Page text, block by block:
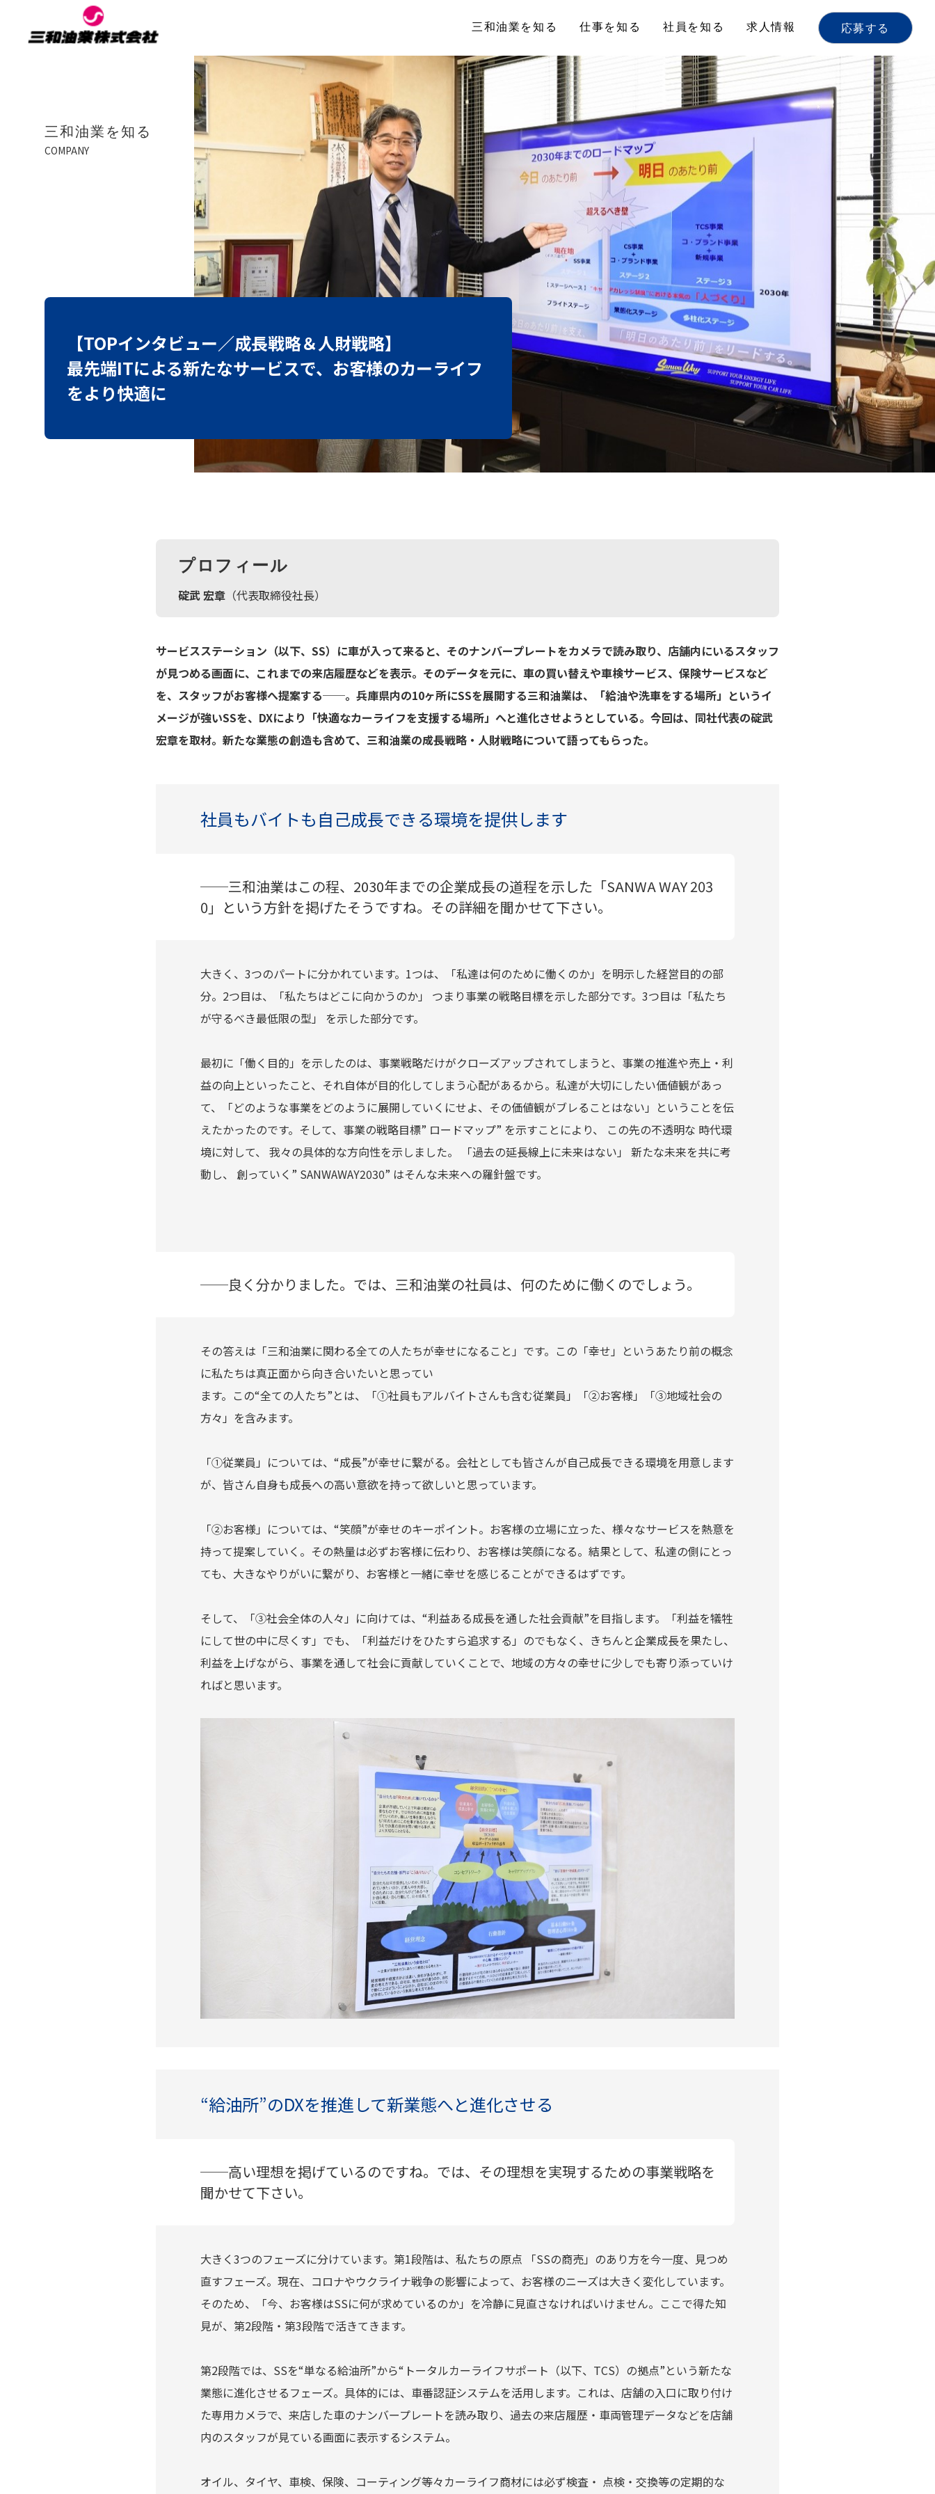
三和油業を知る 仕事を知る 社員を知る 求人情報 応募する
三和油業を知る
COMPANY
【TOPインタビュー／成長戦略＆人財戦略】
最先端ITによる新たなサービスで、お客様のカーライフ
をより快適に
プロフィール
碇武 宏章 （代表取締役社長）
サービスステーション（以下、SS）に車が入って来ると、そのナンバープレートをカメラで読み取り、店舗内にいるスタッフ
が見つめる画面に、これまでの来店履歴などを表示。そのデータを元に、車の買い替えや車検サービス、保険サービスなど
を、スタッフがお客様へ提案する──。兵庫県内の10ヶ所にSSを展開する三和油業は、「給油や洗車をする場所」というイ
メージが強いSSを、DXにより「快適なカーライフを支援する場所」へと進化させようとしている。今回は、同社代表の碇武
宏章を取材。新たな業態の創造も含めて、三和油業の成長戦略・人財戦略について語ってもらった。
社員もバイトも自己成長できる環境を提供します
──三和油業はこの程、2030年までの企業成長の道程を示した「SANWA WAY 203
0」という方針を掲げたそうですね。その詳細を聞かせて下さい。
大きく、3つのパートに分かれています。1つは、「私達は何のために働くのか」を明示した経営目的の部
分。2つ目は、「私たちはどこに向かうのか」 つまり事業の戦略目標を示した部分です。3つ目は「私たち
が守るべき最低限の型」 を示した部分です。
最初に「働く目的」を示したのは、事業戦略だけがクローズアップされてしまうと、事業の推進や売上・利
益の向上といったこと、それ自体が目的化してしまう心配があるから。私達が大切にしたい価値観があっ
て、「どのような事業をどのように展開していくにせよ、その価値観がブレることはない」ということを伝
えたかったのです。そして、事業の戦略目標” ロードマップ” を示すことにより、 この先の不透明な 時代環
境に対して、 我々の具体的な方向性を示しました。 「過去の延長線上に未来はない」 新たな未来を共に考
動し、 創っていく” SANWAWAY2030” はそんな未来への羅針盤です。
──良く分かりました。では、三和油業の社員は、何のために働くのでしょう。
その答えは「三和油業に関わる全ての人たちが幸せになること」です。この「幸せ」というあたり前の概念
に私たちは真正面から向き合いたいと思ってい
ます。この“全ての人たち”とは、「①社員もアルバイトさんも含む従業員」「②お客様」「③地域社会の
方々」を含みます。
「①従業員」については、“成長”が幸せに繋がる。会社としても皆さんが自己成長できる環境を用意します
が、皆さん自身も成長への高い意欲を持って欲しいと思っています。
「②お客様」については、“笑顔”が幸せのキーポイント。お客様の立場に立った、様々なサービスを熱意を
持って提案していく。その熱量は必ずお客様に伝わり、お客様は笑顔になる。結果として、私達の側にとっ
ても、大きなやりがいに繋がり、お客様と一緒に幸せを感じることができるはずです。
そして、「③社会全体の人々」に向けては、“利益ある成長を通した社会貢献”を目指します。「利益を犠牲
にして世の中に尽くす」でも、「利益だけをひたすら追求する」のでもなく、きちんと企業成長を果たし、
利益を上げながら、事業を通して社会に貢献していくことで、地域の方々の幸せに少しでも寄り添っていけ
ればと思います。
“給油所”のDXを推進して新業態へと進化させる
──高い理想を掲げているのですね。では、その理想を実現するための事業戦略を
聞かせて下さい。
大きく3つのフェーズに分けています。第1段階は、私たちの原点 「SSの商売」のあり方を今一度、見つめ
直すフェーズ。現在、コロナやウクライナ戦争の影響によって、お客様のニーズは大きく変化しています。
そのため、「今、お客様はSSに何が求めているのか」を冷静に見直さなければいけません。ここで得た知
見が、第2段階・第3段階で活きてきます。
第2段階では、SSを“単なる給油所”から“トータルカーライフサポート（以下、TCS）の拠点”という新たな
業態に進化させるフェーズ。具体的には、車番認証システムを活用します。これは、店舗の入口に取り付け
た専用カメラで、来店した車のナンバープレートを読み取り、過去の来店履歴・車両管理データなどを店舗
内のスタッフが見ている画面に表示するシステム。
オイル、タイヤ、車検、保険、コーティング等々カーライフ商材には必ず検査・ 点検・交換等の定期的な